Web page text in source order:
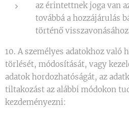
az érintettnek joga van
továbbá a hozzájárulás
történő
10. A személyes adatokhoz való
törlését, módosítását, vagy
adatok hordozhatóságát, az
tiltakozást az alábbi módokon
kezdeményezni: